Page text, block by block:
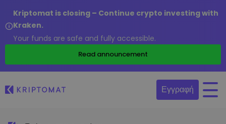
Kriptomat is closing – Continue crypto investing with
Kraken.
Your funds are safe and fully accessible.
Read announcement
Εγγραφή